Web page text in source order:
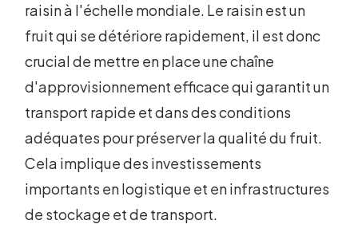
raisin à l'échelle mondiale. Le raisin est un
fruit qui se détériore rapidement, il est donc
crucial de mettre en place une chaîne
d'approvisionnement efficace qui garantit un
transport rapide et dans des conditions
adéquates pour préserver la qualité du fruit.
Cela implique des investissements
importants en logistique et en infrastructures
de stockage et de transport.